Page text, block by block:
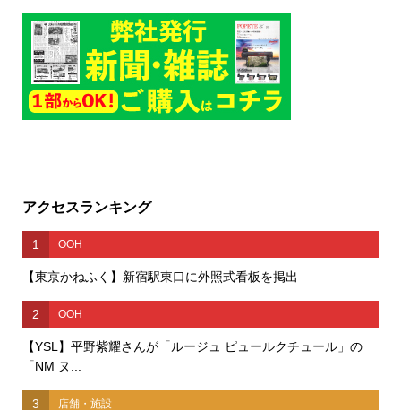
アクセスランキング
1 OOH
【東京かねふく】新宿駅東口に外照式看板を掲出
2 OOH
【YSL】平野紫耀さんが「ルージュ ピュールクチュール」の
「NM ヌ...
3 店舗・施設